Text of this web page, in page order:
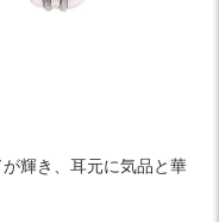
輝き、耳元に気品と華